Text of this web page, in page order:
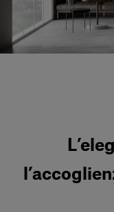
Accedi
Italiano